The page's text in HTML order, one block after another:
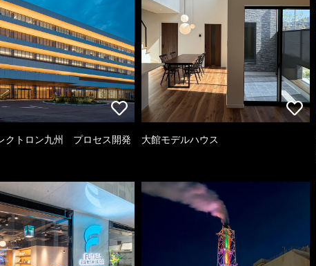
クトロン九州 プロセス開発 大館モデルハウス